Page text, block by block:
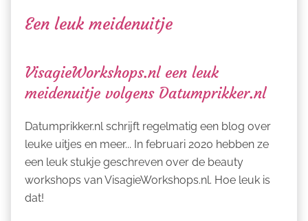
Een leuk meidenuitje
VisagieWorkshops.nl een leuk
meidenuitje volgens Datumprikker.nl
Datumprikker.nl schrijft regelmatig een blog over
leuke uitjes en meer... In februari 2020 hebben ze
een leuk stukje geschreven over de beauty
workshops van VisagieWorkshops.nl. Hoe leuk is
dat!